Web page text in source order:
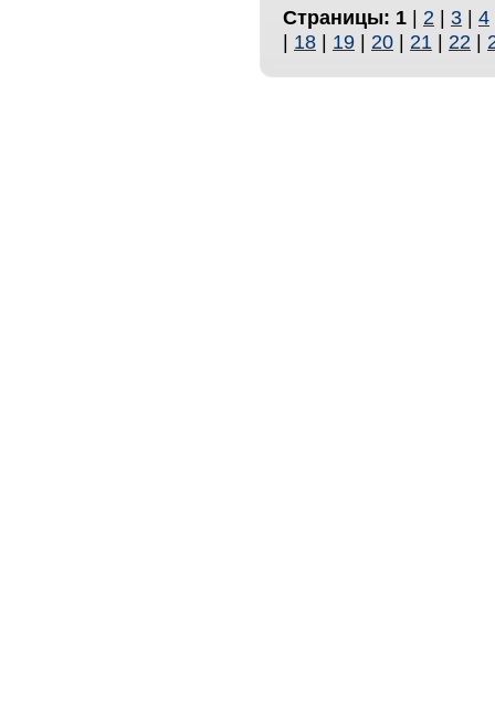
Страницы: 1 | 2 | 3 | 4
| 18 | 19 | 20 | 21 | 22 |